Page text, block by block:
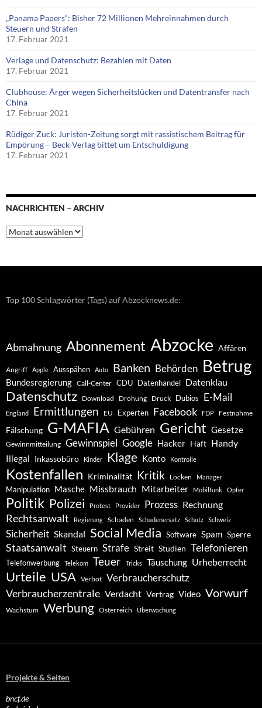
„Panama Papers“: Bisher 72 Millionen Mehreinnahmen durch
Steuern und Strafen
17. Februar 2021
Verlage und Datenschutz: Bezahlen mit Daten
17. Februar 2021
Clubhouse: Ärger wegen Sicherheitslücken und Datentransfer nach
China
17. Februar 2021
Rüdiger Zuck: Juristen-Zeitung sorgt mit rassistischem Beitrag für
Empörung – Beck-Verlag bittet um Entschuldigung
17. Februar 2021
NACHRICHTEN – ARCHIV
Nachrichten
–
Top 100 Schlagwörter (Tags) auf Abzocknews.de:
Abmahnung Abonnement Abzocke Affären
Angriff Apple Ausspähen Auto Banken Behörden Betrug
Bundesregierung Call-Center CDU Datenhandel Datenklau
Datenschutz Download Drohung Druck Dubios E-Mail
England Ermittlungen EU Experten Facebook FDP Festnahme
Fälschung G-MAFIA Gebühren Gericht Gesetze
Gewinnmitteilung Gewinnspiel Google Hacker Haft Handy
Illegal Inkassobüro Kinder Klage Konto Kontrolle
Kostenfallen Kriminalität Kritik Locken Manager
Manipulation Masche Missbrauch Mitarbeiter Mobilfunk Opfer
Politik Polizei Protest Provider Prozess Rechnung
Rechtsanwalt Regierung Schaden Schadenersatz Schutz Schweiz
Sicherheit Skandal Social Media Software Spam Sperre
Staatsanwalt Steuern Strafe Streit Studien Telefonieren
Telefonwerbung Telekom Teuer Tricks Täuschung Urheberrecht
Urteile USA Verbot Verbraucherschutz
Verbraucherzentrale Verdacht Vertrag Video Vorwurf
Wachstum Werbung Österreich Überwachung
Projekte & Seiten
bncf.de